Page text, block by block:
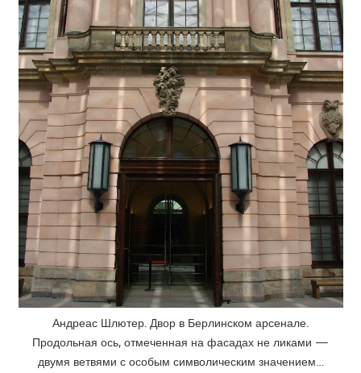
Андреас Шлютер. Двор в Берлинском арсенале.
Продольная ось, отмеченная на фасадах не ликами —
двумя ветвями с особым символическим значением…